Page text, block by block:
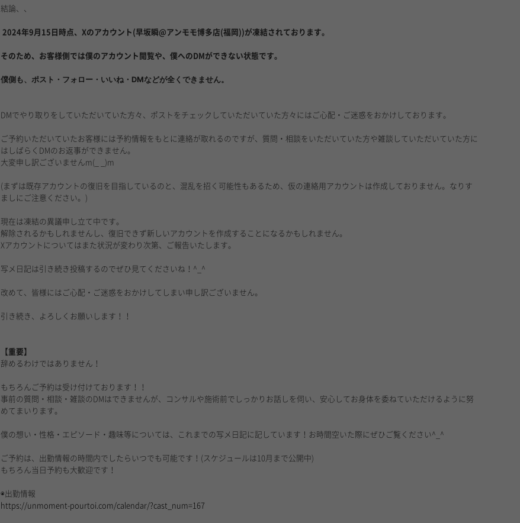
結論、、
2024年9月15日時点、Xのアカウント(早坂瞬@アンモモ博多店(福岡))が凍結されております。
そのため、お客様側では僕のアカウント閲覧や、僕へのDMができない状態です。
僕側も、ポスト・フォロー・いいね・DMなどが全くできません。
DMでやり取りをしていただいていた方々、ポストをチェックしていただいていた方々にはご心配・ご迷惑をおかけしております。
ご予約いただいていたお客様には予約情報をもとに連絡が取れるのですが、質問・相談をいただいていた方や雑談していただいていた方に
はしばらくDMのお返事ができません。
大変申し訳ございませんm(_ _)m
(まずは既存アカウントの復旧を目指しているのと、混乱を招く可能性もあるため、仮の連絡用アカウントは作成しておりません。なりす
ましにご注意ください。)
現在は凍結の異議申し立て中です。
解除されるかもしれませんし、復旧できず新しいアカウントを作成することになるかもしれません。
Xアカウントについてはまた状況が変わり次第、ご報告いたします。
写メ日記は引き続き投稿するのでぜひ見てくださいね！^_^
改めて、皆様にはご心配・ご迷惑をおかけしてしまい申し訳ございません。
引き続き、よろしくお願いします！！
【重要】
辞めるわけではありません！
もちろんご予約は受け付けております！！
事前の質問・相談・雑談のDMはできませんが、コンサルや施術前でしっかりお話しを伺い、安心してお身体を委ねていただけるように努
めてまいります。
僕の想い・性格・エピソード・趣味等については、これまでの写メ日記に記しています！お時間空いた際にぜひご覧ください^_^
ご予約は、出勤情報の時間内でしたらいつでも可能です！ (スケジュールは10月まで公開中)
もちろん当日予約も大歓迎です！
◉出勤情報
https://unmoment-pourtoi.com/calendar/?cast_num=167